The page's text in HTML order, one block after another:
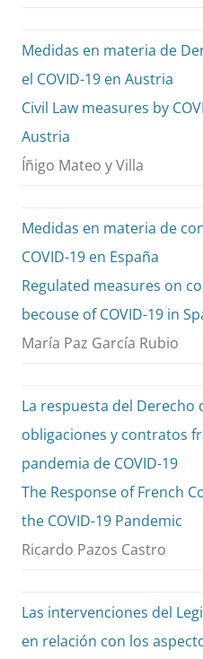
Medidas en materia de
el COVID-19 en Austria
Civil Law measures by
Austria
Íñigo Mateo y Villa
Medidas en materia de
COVID-19 en España
Regulated measures on
becouse of COVID-19 in
María Paz García Rubio
La respuesta del Derecho
obligaciones y contratos
pandemia de COVID-19
The Response of French
the COVID-19 Pandemic
Ricardo Pazos Castro
Las intervenciones del
en relación con los